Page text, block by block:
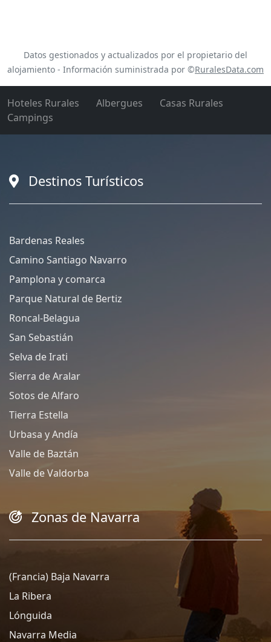
Datos gestionados y actualizados por el propietario del
alojamiento - Información suministrada por ©RuralesData.com
Hoteles Rurales Albergues
Casas Rurales
Campings
Destinos Turísticos
Bardenas Reales
Camino Santiago Navarro
Pamplona y comarca
Parque Natural de Bertiz
Roncal-Belagua
San Sebastián
Selva de Irati
Sierra de Aralar
Sotos de Alfaro
Tierra Estella
Urbasa y Andía
Valle de Baztán
Valle de Valdorba
Zonas de Navarra
(Francia) Baja Navarra
La Ribera
Lónguida
Navarra Media